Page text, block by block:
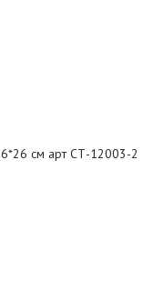
см арт СТ-12003-2